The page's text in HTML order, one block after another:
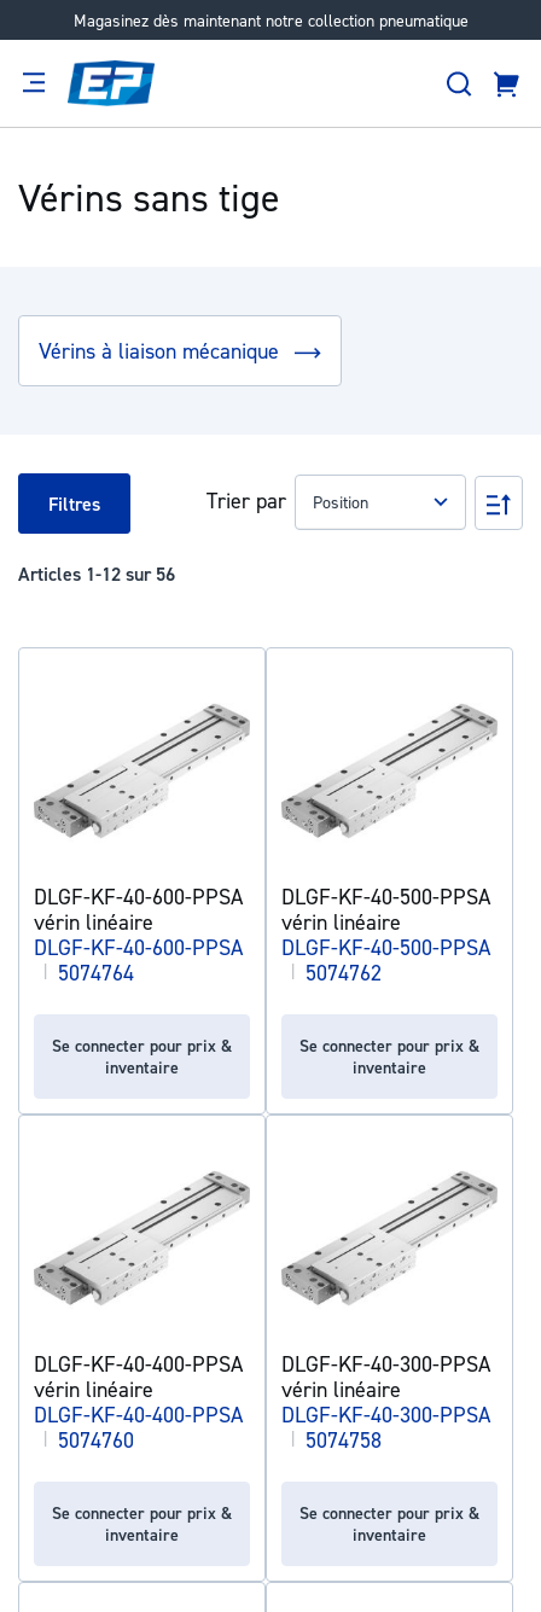
Magasinez dès maintenant notre collection pneumatique
Aller
Vérins sans tige
Vérins à liaison mécanique
Articles 1-12 sur 56
Trier par
Par
DLGF-KF-40-600-PPSA
vérin linéaire
DLGF-KF-40-600-PPSA
| 5074764
Se connecter pour prix &
inventaire
DLGF-KF-40-500-PPSA
vérin linéaire
DLGF-KF-40-500-PPSA
| 5074762
Se connecter pour prix &
inventaire
DLGF-KF-40-400-PPSA
vérin linéaire
DLGF-KF-40-400-PPSA
| 5074760
Se connecter pour prix &
inventaire
DLGF-KF-40-300-PPSA
vérin linéaire
DLGF-KF-40-300-PPSA
| 5074758
Se connecter pour prix &
inventaire
Filtres